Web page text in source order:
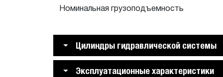
Номинальная грузоподъемность
Цилиндры гидравлической системы
Эксплуатационные характеристики